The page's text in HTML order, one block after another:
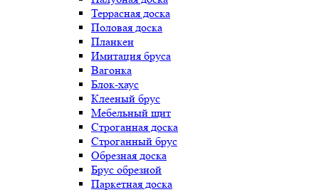
Террасная доска
Половая доска
Планкен
Имитация бруса
Вагонка
Блок-хаус
Клееный брус
Мебельный щит
Строганная доска
Строганный брус
Обрезная доска
Брус обрезной
Паркетная доска